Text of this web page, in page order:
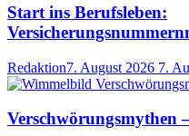
Start ins Berufsleben:
Redaktion7. August 2026 7.
Verschwörungsmythen